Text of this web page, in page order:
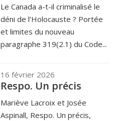
Le Canada a-t-il criminalisé le
déni de l’Holocauste ? Portée
et limites du nouveau
paragraphe 319(2.1) du Code...
16 février 2026
Respo. Un précis
Mariève Lacroix et Josée
Aspinall, Respo. Un précis,